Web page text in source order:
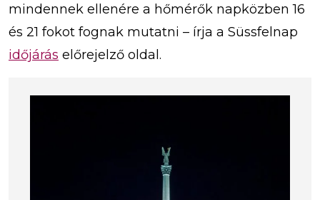
mindennek ellenére a hőmérők napközben 16
és 21 fokot fognak mutatni – írja a Süssfelnap
időjárás előrejelző oldal.